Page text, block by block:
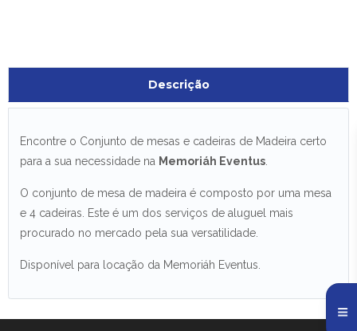
Descrição
Encontre o Conjunto de mesas e cadeiras de Madeira certo
para a sua necessidade na Memoriáh Eventus
O conjunto de mesa de madeira é composto por uma mesa
e 4 cadeiras. Este é um dos serviços de aluguel mais
procurado no mercado pela sua versatilidade.
Disponível para locação da Memoriáh Eventus.